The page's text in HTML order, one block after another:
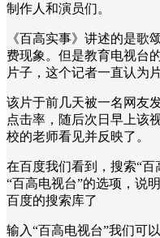
制作人和演员们。
《百高实事》讲述的是歌
费现象。但是教育电视台
片子，这个记者一直认为
该片于前几天被一名网友
点击率，随后次日早上该
校的老师看见并反映了。
在百度我们看到，搜索“
“百高电视台”的选项，说
百度的搜索库了
输入“百高电视台”我们可